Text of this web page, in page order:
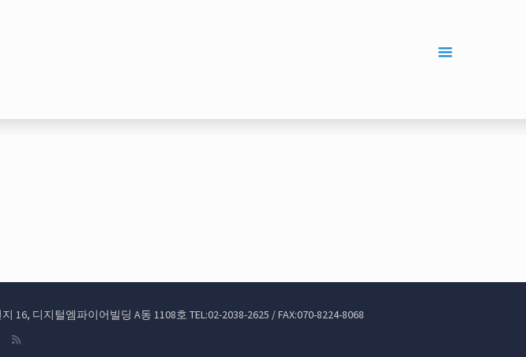
디지털엠파이어빌딩 A동 1108호 TEL:02-2038-2625 / FAX:070-8224-8068